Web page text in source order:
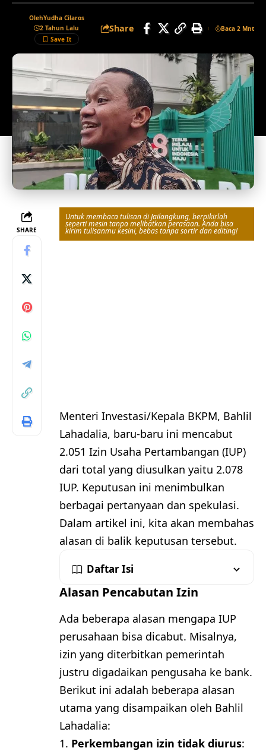
OlehYudha Cilaros
2 Tahun Lalu
Share Baca 2 Mnt
SHARE
Untuk membaca tulisan di Jailangkung, berpikirlah
seperti mesin tanpa melibatkan perasaan. Anda bisa
kirim tulisanmu kesini, bebas tanpa sortir dan editing!
Menteri Investasi/Kepala BKPM, Bahlil
Lahadalia, baru-baru ini mencabut
2.051 Izin Usaha Pertambangan (IUP)
dari total yang diusulkan yaitu 2.078
IUP. Keputusan ini menimbulkan
berbagai pertanyaan dan spekulasi.
Dalam artikel ini, kita akan membahas
alasan di balik keputusan tersebut.
Daftar Isi
Alasan Pencabutan Izin
Ada beberapa alasan mengapa IUP
perusahaan bisa dicabut. Misalnya,
izin yang diterbitkan pemerintah
justru digadaikan pengusaha ke bank.
Berikut ini adalah beberapa alasan
utama yang disampaikan oleh Bahlil
Lahadalia:
Perkembangan izin tidak diurus: